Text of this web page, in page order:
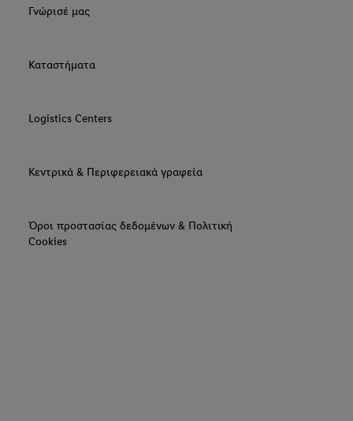
Γνώρισέ μας
Καταστήματα
Logistics Centers
Κεντρικά & Περιφερειακά γραφεία
Όροι προστασίας δεδομένων & Πολιτική
Cookies